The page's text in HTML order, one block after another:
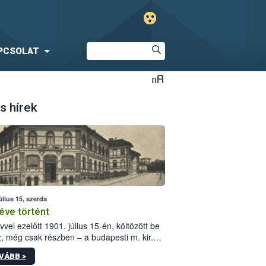
hírek
15, szerda
történt
ezelőtt 1901. július 15-én, költözött be
még csak részben – a budapesti m. kir.
állomás a Kis Rókus utca
alatti, Czigler Győző által tervezett új
>